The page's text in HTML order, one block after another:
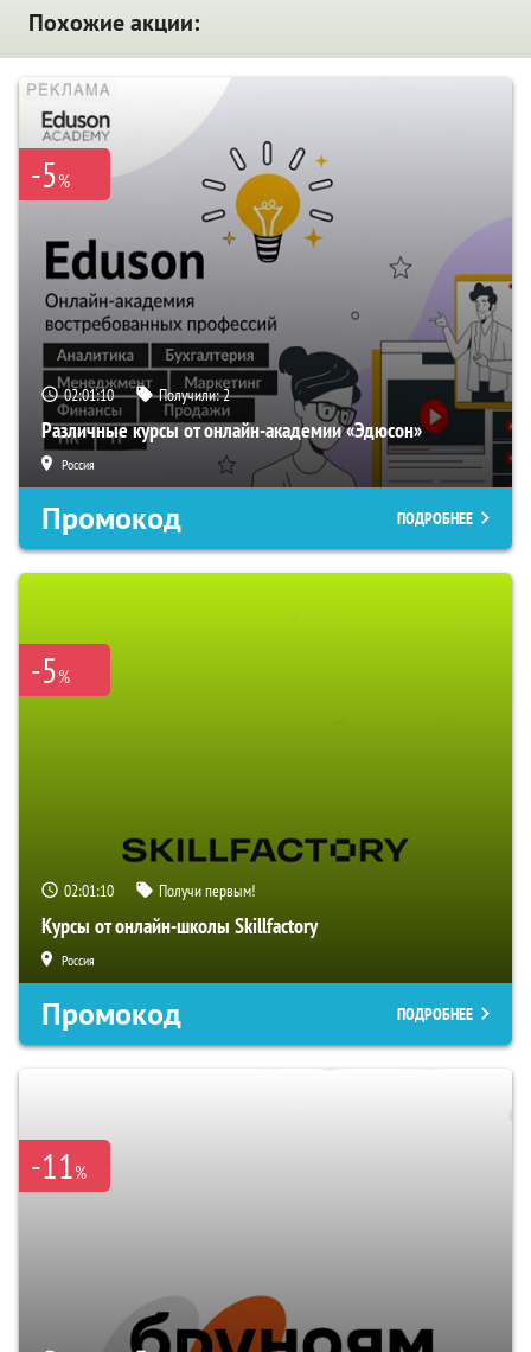
Похожие акции:
-5%
02:01:09 Получили:2
Различные курсы от онлайн-академии «Эдюсон»
Россия
Промокод ПОДРОБНЕЕ
-5%
02:01:09 Получи первым!
Курсы от онлайн-школы Skillfactory
Россия
Промокод ПОДРОБНЕЕ
-11%